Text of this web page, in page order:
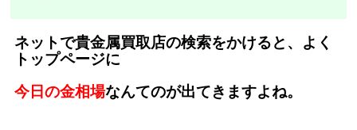
ネットで貴金属買取店の検索をかけると、よく
トップページに
今日の金相場なんてのが出てきますよね。